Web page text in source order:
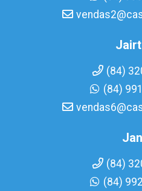
(84)
(84)
(84)
(84)